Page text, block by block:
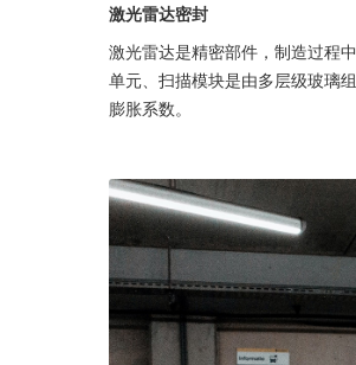
激光雷达密封
激光雷达是精密部件，制造过程
单元、扫描模块是由多层级玻璃
膨胀系数。